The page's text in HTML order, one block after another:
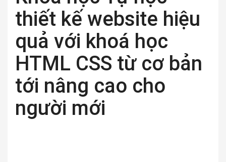
thiết kế website hiệu
quả với khoá học
HTML CSS từ cơ bản
tới nâng cao cho
người mới